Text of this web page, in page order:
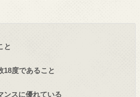
と
度であること
スに優れている